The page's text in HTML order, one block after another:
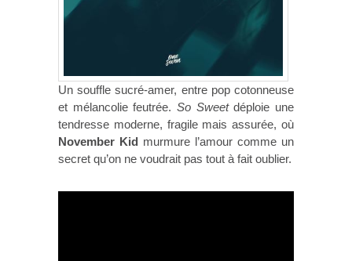
Un souffle sucré-amer, entre pop cotonneuse
et mélancolie feutrée. So Sweetdéploie une
tendresse moderne, fragile mais assurée, où
November Kid murmure l’amour comme un
secret qu’on ne voudrait pas tout à fait oublier.